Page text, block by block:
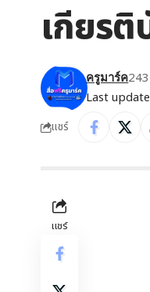
เกียร
Last
ครูมาร์ค
แชร์
แชร์